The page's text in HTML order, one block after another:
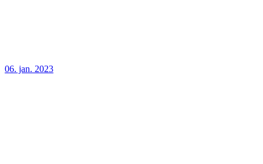
06. jan. 2023